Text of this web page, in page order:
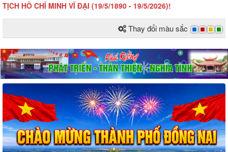
CHÍ MINH VĨ ĐẠI (19/5/1890 - 19/5/2026)!
Thay đổi màu sắc